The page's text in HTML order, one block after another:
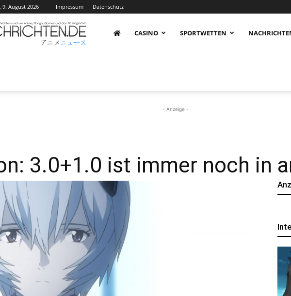
9. August 2026 Impressum Datenschutz
AnimeNachrichten
rund
um
Anime,
CASINO SPORTWETTEN
- Anzeige -
3.0+1.0 ist immer noch in